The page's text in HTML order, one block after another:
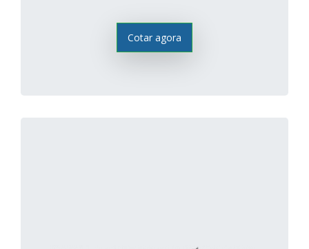
Cotar agora